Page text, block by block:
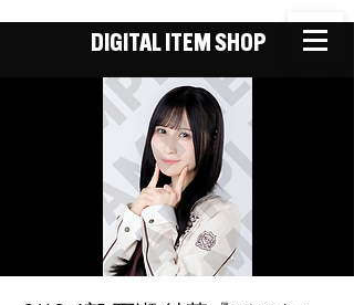
DIGITAL ITEM SHOP